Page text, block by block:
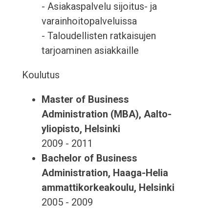
- Asiakaspalvelu sijoitus- ja
varainhoitopalveluissa
- Taloudellisten ratkaisujen
tarjoaminen asiakkaille
Koulutus
Master of Business
Administration (MBA), Aalto-
yliopisto, Helsinki
2009 - 2011
Bachelor of Business
Administration, Haaga-Helia
ammattikorkeakoulu, Helsinki
2005 - 2009